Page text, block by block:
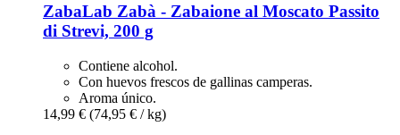
ZabaLab Zabà -​ Zabaione al Moscato Passito
di Strevi, 200 g
Contiene alcohol.
Con huevos frescos de gallinas camperas.
Aroma único.
14,99 € (74,95 € / kg)